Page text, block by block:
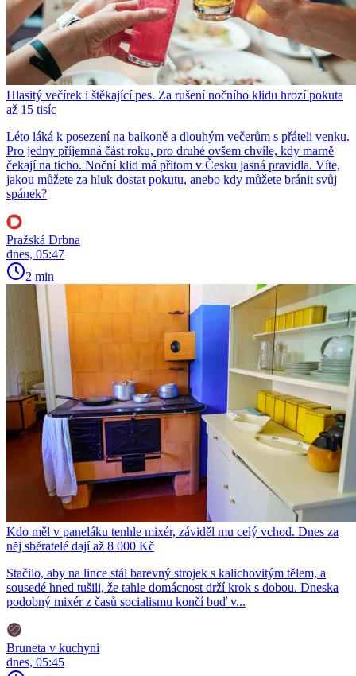
Hlasitý večírek i štěkající pes. Za rušení nočního klidu hrozí pokuta
až 15 tisíc
Léto láká k posezení na balkoně a dlouhým večerům s přáteli venku.
Pro jedny příjemná část roku, pro druhé ovšem chvíle, kdy marně
čekají na ticho. Noční klid má přitom v Česku jasná pravidla. Víte,
jakou můžete za hluk dostat pokutu, anebo kdy můžete bránit svůj
spánek?
Pražská Drbna
dnes, 05:47
2 min
Kdo měl v paneláku tenhle mixér, záviděl mu celý vchod. Dnes za
něj sběratelé dají až 8 000 Kč
Stačilo, aby na lince stál barevný strojek s kalichovitým tělem, a
sousedé hned tušili, že tahle domácnost drží krok s dobou. Dneska
podobný mixér z časů socialismu končí buď v...
Bruneta v kuchyni
dnes, 05:45